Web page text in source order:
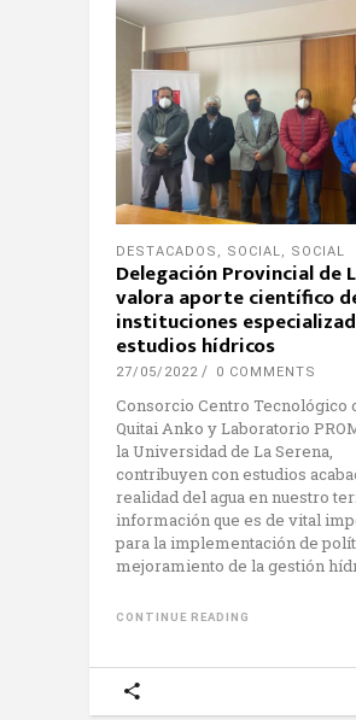
DESTACADOS , SOCIAL, SOCIAL
Delegación Provincial de
valora aporte científico
instituciones
estudios hídricos
27/05/2022 0 COMMENTS
Consorcio Centro Tecnológico
Quitai Anko y Laboratorio
la Universidad de La Serena,
contribuyen con estudios
realidad del agua en nuestro
información que es de vital
para la implementación de
mejoramiento de la gestión
CONTINUE READING